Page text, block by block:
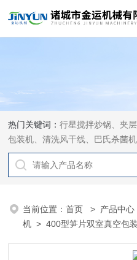
热门关键词：行星搅拌炒锅、夹
包装机、清洗风干线、巴氏杀菌
干机
当前位置：首页 > 产品中心
机 > 400型笋片双室真空包